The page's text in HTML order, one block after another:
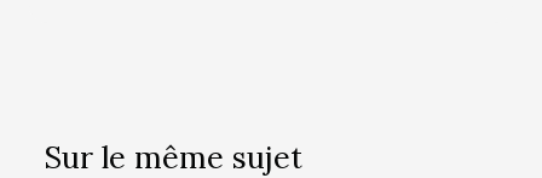
Sur le même sujet